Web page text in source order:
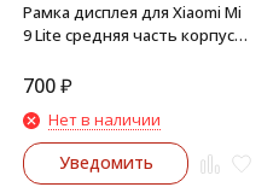
Рамка дисплея для Xiaomi Mi
9 Lite средняя часть корпуса
700₽
Нет в наличии
Уведомить